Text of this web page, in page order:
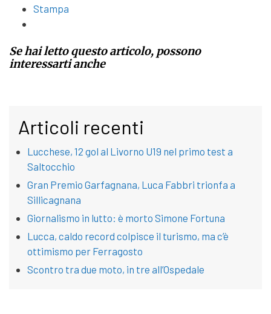
Stampa
Se hai letto questo articolo, possono
interessarti anche
Articoli recenti
Lucchese, 12 gol al Livorno U19 nel primo test a
Saltocchio
Gran Premio Garfagnana, Luca Fabbri trionfa a
Sillicagnana
Giornalismo in lutto: è morto Simone Fortuna
Lucca, caldo record colpisce il turismo, ma c’è
ottimismo per Ferragosto
Scontro tra due moto, in tre all’Ospedale